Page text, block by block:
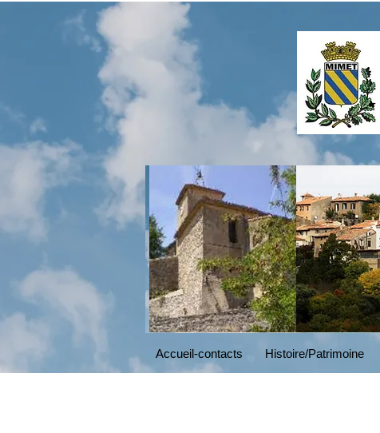
Read More
Accueil-contacts Histoire/Patrimoine